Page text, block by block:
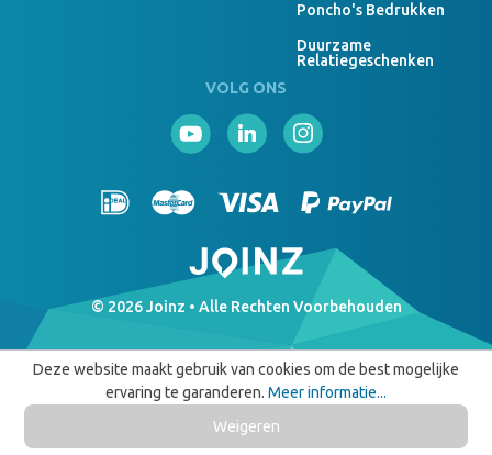
Poncho's Bedrukken
Duurzame
Relatiegeschenken
VOLG ONS
© 2026 Joinz • Alle Rechten Voorbehouden
Deze website maakt gebruik van cookies om de best mogelijke
ervaring te garanderen. Meer informatie...
Weigeren